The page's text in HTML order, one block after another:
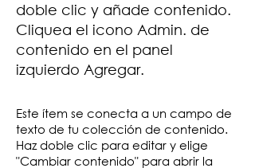
doble clic y añade contenido.
Cliquea el icono Admin. de
contenido en el panel
izquierdo Agregar.
Este ítem se conecta a un campo de
texto de tu colección de contenido.
Haz doble clic para editar y elige
"Cambiar contenido" para abrir la